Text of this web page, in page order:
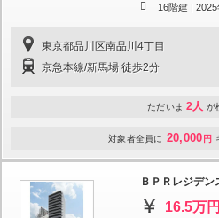
16階建 | 2025
東京都品川区南品川4丁目
京急本線/新馬場 徒歩2分
ただいま 2人 が
対象者全員に 20,000 円
ＢＰＲレジデン
16.5万円